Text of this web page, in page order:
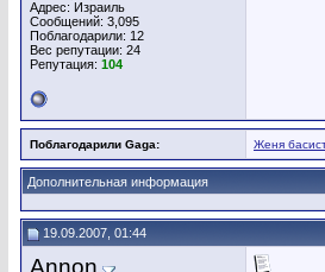
Адрес: Израиль
Сообщений: 3,095
Поблагодарили: 12
Вес репутации: 24
Репутация: 104
Поблагодарили Gaga: Женя
Дополнительная информация
19.09.2007, 01:44
Annon